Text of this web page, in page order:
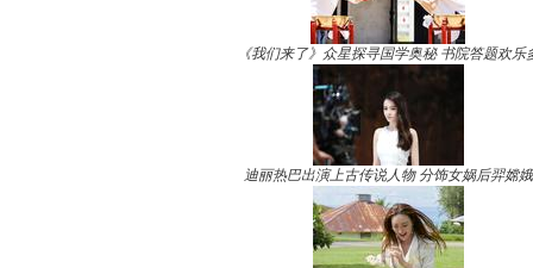
《我们来了》众星探寻国学奥秘 书院答题欢乐
迪丽热巴出演上古传说人物 分饰女娲后羿嫦娥